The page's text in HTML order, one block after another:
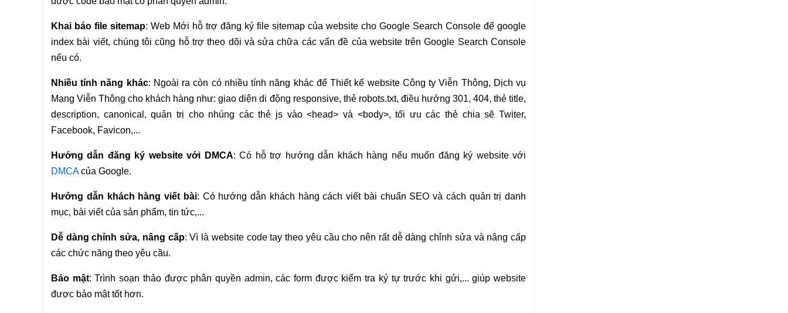
Khai báo file sitemap: Web Mới hỗ trợ đăng ký file sitemap của website cho Google Search Console để google
index bài viết, chúng tôi cũng hỗ trợ theo dõi và sửa chữa các vấn đề của website trên Google Search Console
nếu có.
Nhiều tính năng khác: Ngoài ra còn có nhiều tính năng khác để Thiết kế website Công ty Viễn Thông, Dịch vụ
Mạng Viễn Thông cho khách hàng như: giao diện di động responsive, thẻ robots.txt, điều hướng 301, 404, thẻ title,
description, canonical, quản trị cho nhúng các thẻ js vào <head> và <body>, tối ưu các thẻ chia sẽ Twiter,
Facebook, Favicon,...
Hướng dẫn đăng ký website với DMCA: Có hỗ trợ hướng dẫn khách hàng nếu muốn đăng ký website với
DMCAcủa Google.
Hướng dẫn khách hàng viết bài: Có hướng dẫn khách hàng cách viết bài chuẩn SEO và cách quản trị danh
mục, bài viết của sản phẩm, tin tức,...
Dễ dàng chỉnh sửa, nâng cấp: Vì là website code tay theo yêu cầu cho nên rất dễ dàng chỉnh sửa và nâng cấp
các chức năng theo yêu cầu.
Bảo mật: Trình soạn thảo được phân quyền admin, các form được kiểm tra ký tự trước khi gửi,... giúp website
được bảo mật tốt hơn.